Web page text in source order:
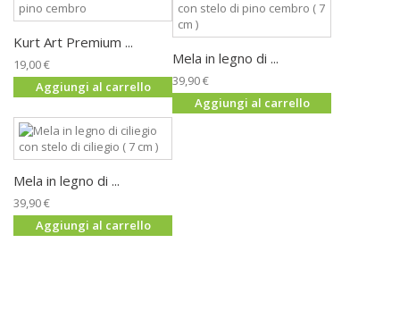
Kurt Art Premium ...
19,00 €
Aggiungi al carrello
Mela in legno di ...
39,90 €
Aggiungi al carrello
Mela in legno di ...
39,90 €
Aggiungi al carrello